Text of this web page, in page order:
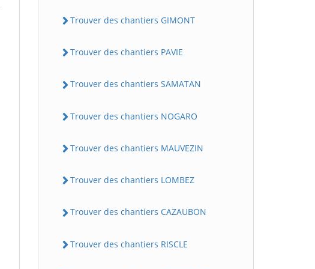
Trouver des chantiers GIMONT
Trouver des chantiers PAVIE
Trouver des chantiers SAMATAN
Trouver des chantiers NOGARO
Trouver des chantiers MAUVEZIN
Trouver des chantiers LOMBEZ
Trouver des chantiers CAZAUBON
Trouver des chantiers RISCLE